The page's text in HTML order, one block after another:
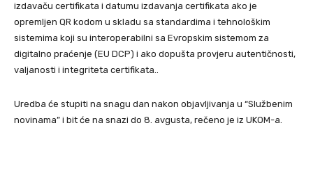
izdavaču certifikata i datumu izdavanja certifikata ako je
opremljen QR kodom u skladu sa standardima i tehnološkim
sistemima koji su interoperabilni sa Evropskim sistemom za
digitalno praćenje (EU DCP) i ako dopušta provjeru autentičnosti,
valjanosti i integriteta certifikata..
Uredba će stupiti na snagu dan nakon objavljivanja u “Službenim
novinama” i bit će na snazi ​​do 8. avgusta, rečeno je iz UKOM-a.